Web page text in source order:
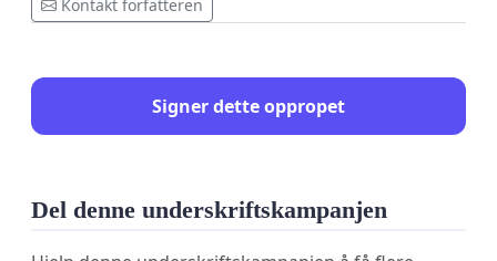
full drift av Rødtvet senior- og aktivitetssenter i
Kontakt forfatteren
Signer dette oppropet
Del denne underskriftskampanjen